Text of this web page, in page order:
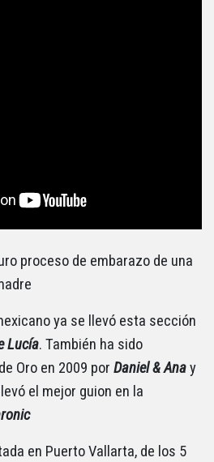
proceso de embarazo de una
ya se llevó esta sección
Lucía. También ha sido
Oro en 2009 por Daniel & Anay
el mejor guion en la
en Puerto Vallarta, de los 5